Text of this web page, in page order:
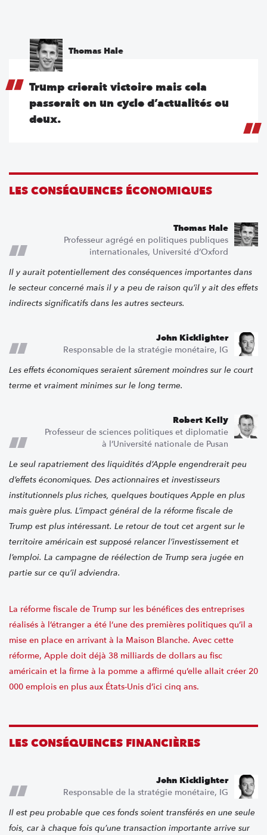
Thomas Hale
Trump crierait victoire mais cela
passerait en un cycle d’actualités ou
deux.
LES CONSÉQUENCES ÉCONOMIQUES
Thomas Hale
Professeur agrégé en politiques publiques
internationales, Université d’Oxford
Il y aurait potentiellement des conséquences importantes dans
le secteur concerné mais il y a peu de raison qu’il y ait des effets
indirects significatifs dans les autres secteurs.
John Kicklighter
Responsable de la stratégie monétaire, IG
Les effets économiques seraient sûrement moindres sur le court
terme et vraiment minimes sur le long terme.
Robert Kelly
Professeur de sciences politiques et diplomatie
à l’Université nationale de Pusan
Le seul rapatriement des liquidités d’Apple engendrerait peu
d’effets économiques. Des actionnaires et investisseurs
institutionnels plus riches, quelques boutiques Apple en plus
mais guère plus. L’impact général de la réforme fiscale de
Trump est plus intéressant. Le retour de tout cet argent sur le
territoire américain est supposé relancer l’investissement et
l’emploi. La campagne de réélection de Trump sera jugée en
partie sur ce qu’il adviendra.
La réforme fiscale de Trump sur les bénéfices des entreprises
réalisés à l’étranger a été l’une des premières politiques qu’il a
mise en place en arrivant à la Maison Blanche. Avec cette
réforme, Apple doit déjà 38 milliards de dollars au fisc
américain et la firme à la pomme a affirmé qu’elle allait créer 20
000 emplois en plus aux États-Unis d’ici cinq ans.
LES CONSÉQUENCES FINANCIÈRES
John Kicklighter
Responsable de la stratégie monétaire, IG
Il est peu probable que ces fonds soient transférés en une seule
fois, car à chaque fois qu’une transaction importante arrive sur